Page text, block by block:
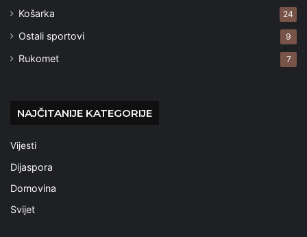
Košarka 24
Ostali sportovi 9
Rukomet 7
NAJČITANIJE KATEGORIJE
Vijesti
Dijaspora
Domovina
Svijet